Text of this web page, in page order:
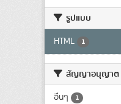
รูปแบบ
HTML 1
สัญญาอนุญาต
อื่นๆ 1